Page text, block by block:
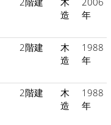
造
年
2階建
木
造
1988
年
2階建
木
造
1988
年